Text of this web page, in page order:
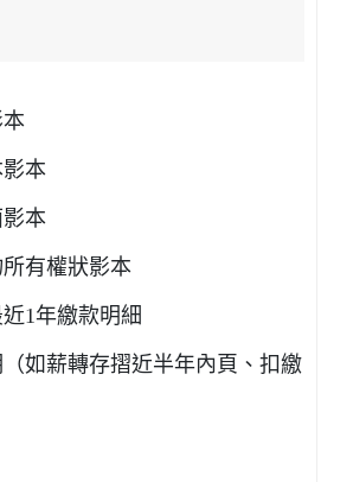
本
本
有權狀影本
1年繳款明細
如薪轉存摺近半年內頁、扣繳